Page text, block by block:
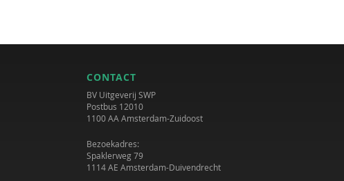
CONTACT
BV Uitgeverij SWP
Postbus 12010
1100 AA Amsterdam-Zuidoost
Bezoekadres:
Spaklerweg 79
1114 AE Amsterdam-Duivendrecht